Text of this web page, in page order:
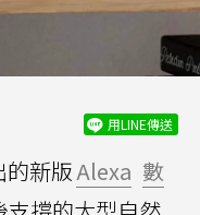
用LINE傳送
的新版Alexa 數